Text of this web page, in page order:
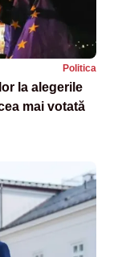
Politica
la alegerile
mai votată